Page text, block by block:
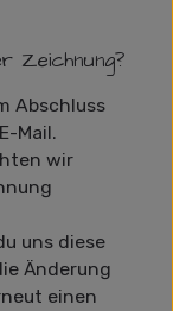
Zeichnung?
Abschluss
Mail.
wir
uns diese
Änderung
einen